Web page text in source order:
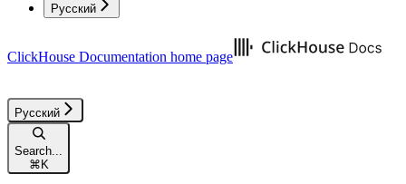
Русский
ClickHouse Documentation home page
Русский
Search...
⌘ K